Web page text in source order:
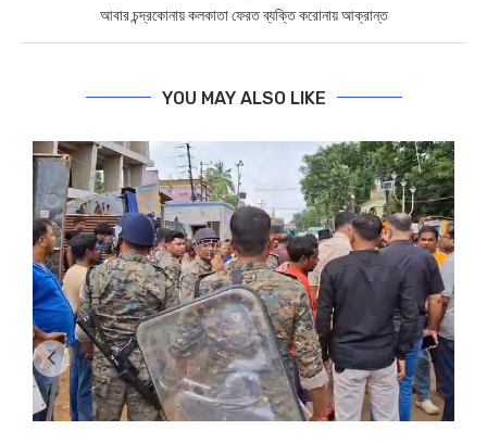
আবার চন্দ্রকোনায় কলকাতা ফেরত ব্যক্তি করোনায় আক্রান্ত
YOU MAY ALSO LIKE